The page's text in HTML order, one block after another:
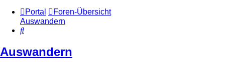
Portal
Foren-Übersicht
Auswandern
Suche
Auswandern